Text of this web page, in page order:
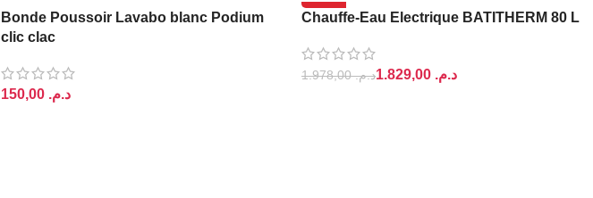
PODIUM
Bonde Poussoir Lavabo blanc Podium
clic clac
د.م.
-8%
Chauffe-Eau Electrique BATITHERM 80 L
د.م.1.978,00 د.م.